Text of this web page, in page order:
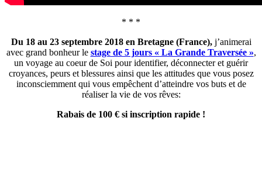
* * *
Du 18 au 23 septembre 2018 en Bretagne (France),j’animerai
avec grand bonheur le stage de 5 jours « La Grande Traversée »,
un voyage au coeur de Soi pour identifier, déconnecter et guérir
croyances, peurs et blessures ainsi que les attitudes que vous posez
inconsciemment qui vous empêchent d’atteindre vos buts et de
réaliser la vie de vos rêves:
Rabais de 100 € si inscription rapide !